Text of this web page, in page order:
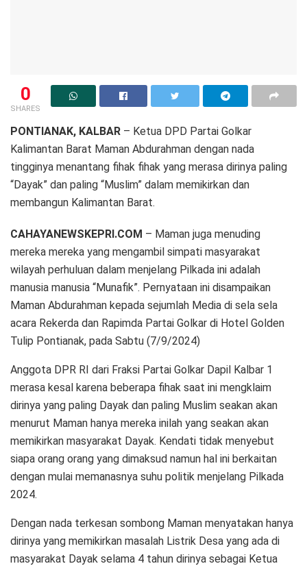
0
SHARES
PONTIANAK, KALBAR – Ketua DPD Partai Golkar
Kalimantan Barat Maman Abdurahman dengan nada
tingginya menantang fihak fihak yang merasa dirinya paling
“Dayak” dan paling “Muslim” dalam memikirkan dan
membangun Kalimantan Barat.
CAHAYANEWSKEPRI.COM – Maman juga menuding
mereka mereka yang mengambil simpati masyarakat
wilayah perhuluan dalam menjelang Pilkada ini adalah
manusia manusia “Munafik”. Pernyataan ini disampaikan
Maman Abdurahman kepada sejumlah Media di sela sela
acara Rekerda dan Rapimda Partai Golkar di Hotel Golden
Tulip Pontianak, pada Sabtu (7/9/2024)
Anggota DPR RI dari Fraksi Partai Golkar Dapil Kalbar 1
merasa kesal karena beberapa fihak saat ini mengklaim
dirinya yang paling Dayak dan paling Muslim seakan akan
menurut Maman hanya mereka inilah yang seakan akan
memikirkan masyarakat Dayak. Kendati tidak menyebut
siapa orang orang yang dimaksud namun hal ini berkaitan
dengan mulai memanasnya suhu politik menjelang Pilkada
2024.
Dengan nada terkesan sombong Maman menyatakan hanya
dirinya yang memikirkan masalah Listrik Desa yang ada di
masyarakat Dayak selama 4 tahun dirinya sebagai Ketua